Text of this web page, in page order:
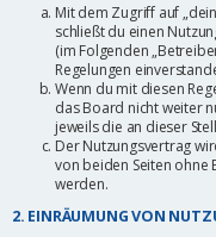
Mit dem Zugriff auf
schließt du einen
(im Folgenden
Regelungen
Wenn du mit diesen
das Board nicht weiter
jeweils die an dieser
Der Nutzungsvertrag
von beiden Seiten ohne
werden.
2. EINRÄUMUNG VON